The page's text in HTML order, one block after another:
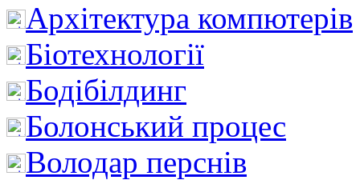
Архітектура компютерів
Біотехнології
Бодібілдинг
Болонський процес
Володар перснів